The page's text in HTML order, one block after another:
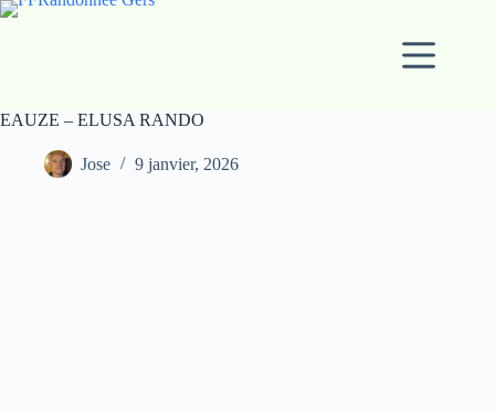
Passer
EAUZE – ELUSA RANDO
Jose 9 janvier, 2026